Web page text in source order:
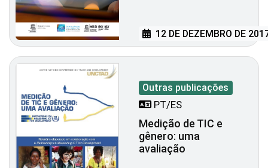
12 DE DEZEMBRO DE
Outras publicações
PT/ES
Medição de TIC e
gênero: uma
avaliação